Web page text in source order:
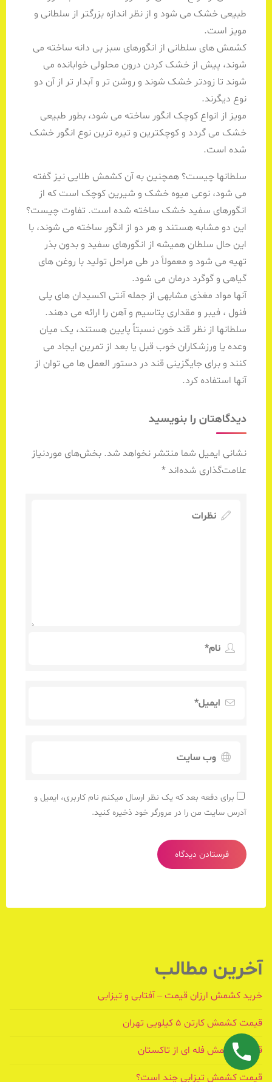
طبیعی خشک می شود و از نظر اندازه بزرگتر از سلطانی و
مویز است.
کشمش های سلطانی از انگورهای سبز بی دانه ساخته می
شوند، پیش از خشک کردن درون محلولی خوابانده می
شوند تا زودتر خشک شوند و روشن تر و آبدار تر از آن دو
نوع دیگرند.
مویز از انواع کوچک انگور ساخته می شود، بطور طبیعی
خشک می گردد و کوچکترین و تیره ترین نوع انگور خشک
شده است.
سلطانها چیست؟ همچنین به آن کشمش طلایی نیز گفته
می شود، نوعی میوه خشک و شیرین کوچک است که از
انگورهای سفید خشک ساخته شده است. تفاوت چیست؟
این دو مشابه هستند و هر دو از انگور ساخته می شوند، با
این حال سلطان همیشه از انگورهای سفید و بدون بذر
تهیه می شود و معمولاً در طی مراحل تولید با روغن های
گیاهی و گوگرد درمان می شود.
آنها مواد مغذی مشابهی از جمله آنتی اکسیدان های پلی
فنول ، فیبر و مقداری پتاسیم و آهن را ارائه می دهند.
سلطانها از نظر قند خون نسبتاً پایین هستند، یک میان
وعده یا ورزشکاران خوب قبل یا بعد از تمرین ایجاد می
کنند و برای جایگزینی قند در دستور العمل ها می توان از
آنها استفاده کرد.
دیدگاهتان را بنویسید
نشانی ایمیل شما منتشر نخواهد شد. بخش‌های موردنیاز
علامت‌گذاری شده‌اند *
برای دفعه بعد که یک نظر ارسال میکنم نام کاربری، ایمیل و
آدرس سایت من را در مرورگر خود ذخیره کنید.
آخرین مطالب
خرید کشمش ارزان قیمت – آفتابی و تیزابی
قیمت کشمش کارتن ۵ کیلویی تهران
قیمت کشمش فله ای از تاکستان
قیمت کشمش تیزابی چند است؟